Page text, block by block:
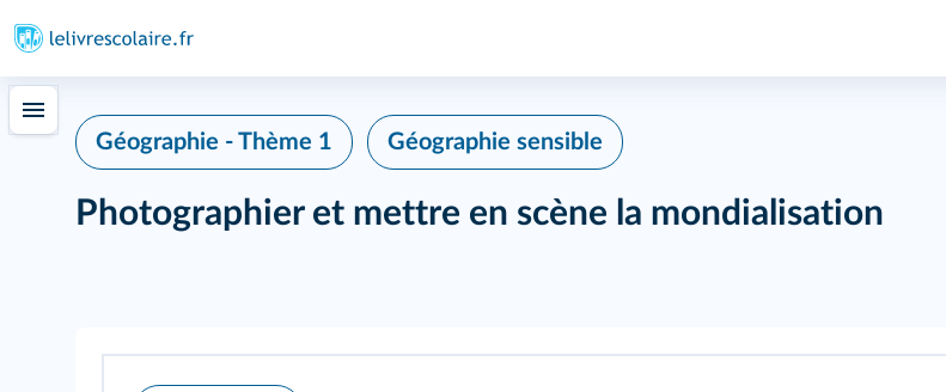
Géographie - Thème 1 Géographie sensible
Photographier et mettre en scène la mondialisation